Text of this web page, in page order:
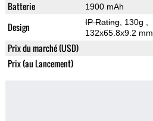
Batterie 1900 mAh
Design IP Rating, 130g
132x65.8x9.2 mm
Prix du marché (USD)
Prix (au Lancement)